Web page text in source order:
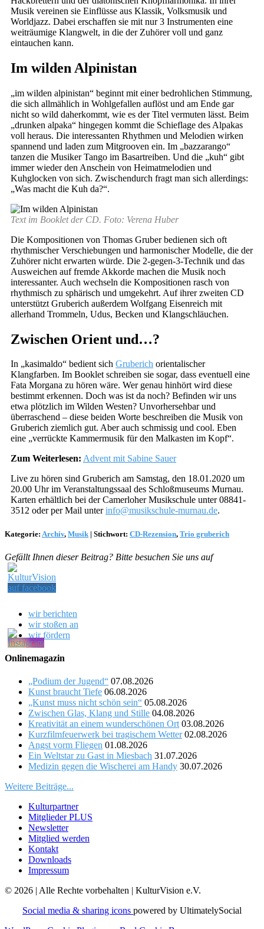
Musik vereinen sie Einflüsse aus Klassik, Volksmusik und
Worldjazz. Dabei erschaffen sie mit nur 3 Instrumenten eine
weiträumige Klangwelt, in die der Zuhörer voll und ganz
eintauchen kann.
Im wilden Alpinistan
„im wilden alpinistan“ beginnt mit einer bedrohlichen Stimmung,
die sich allmählich in Wohlgefallen auflöst und am Ende gar
nicht so wild daherkommt, wie es der Titel vermuten lässt. Beim
„drunken alpaka“ hingegen kommt die Schieflage des Alpakas
voll heraus. Die interessanten Rhythmen und Melodien wirken
spannend und laden zum Mitgrooven ein. Im „bazzarango“
tanzen die Musiker Tango im Basartreiben. Und die „kuh“ gibt
immer wieder den Anschein von Heimatmelodien und
Kuhglocken von sich. Zwischendurch fragt man sich allerdings:
„Was macht die Kuh da?“.
Text im Booklet der CD. Foto: Verena Huber
Die Kompositionen von Thomas Gruber bedienen sich oft
rhythmischer Verschiebungen und harmonischer Modelle, die der
Zuhörer nicht erwarten würde. Die 2-gegen-3-Technik und das
Ausweichen auf fremde Akkorde machen die Musik noch
interessanter. Auch wechseln die Kompositionen rasch von
rhythmisch zu sphärisch und umgekehrt. Auf ihrer zweiten CD
unterstützt Gruberich außerdem Wolfgang Eisenreich mit
allerhand Trommeln, Udus, Becken und Klangschläuchen.
Zwischen Orient und…?
In „kasimaldo“ bedient sich Gruberich orientalischer
Klangfarben. Im Booklet schreiben sie sogar, dass eventuell eine
Fata Morgana zu hören wäre. Wer genau hinhört wird diese
bestimmt erkennen. Doch was ist da noch? Befinden wir uns
etwa plötzlich im Wilden Westen? Unvorhersehbar und
überraschend – diese beiden Worte beschreiben die Musik von
Gruberich ziemlich gut. Aber auch schmissig und cool. Eben
eine „verrückte Kammermusik für den Malkasten im Kopf“.
Zum Weiterlesen: Advent mit Sabine Sauer
Live zu hören sind Gruberich am Samstag, den 18.01.2020 um
20.00 Uhr im Veranstaltungssaal des Schloßmuseums Murnau.
Karten erhältlich bei der Camerloher Musikschule unter 08841-
3512 oder per Mail unterinfo@musikschule-murnau.de.
Kategorie: Archiv, Musik | Stichwort: CD-Rezension, Trio gruberich
Gefällt Ihnen dieser Beitrag? Bitte besuchen Sie uns auf
wir berichten
wir stoßen an
wir fördern
Onlinemagazin
„Podium der Jugend“ 07.08.2026
Kunst braucht Tiefe 06.08.2026
„Kunst muss nicht schön sein“ 05.08.2026
Zwischen Glas, Klang und Stille 04.08.2026
Kreativität an einem wunderschönen Ort 03.08.2026
Kurzfilmfeuerwerk bei tragischem Wetter 02.08.2026
Angst vorm Fliegen 01.08.2026
Ein Weltstar zu Gast in Miesbach 31.07.2026
Medizin gegen die Wischerei am Handy 30.07.2026
Weitere Beiträge...
Kulturpartner
Mitglieder PLUS
Newsletter
Mitglied werden
Kontakt
Downloads
Impressum
© 2026 | Alle Rechte vorbehalten | KulturVision e.V.
Social media & sharing icons powered by UltimatelySocial